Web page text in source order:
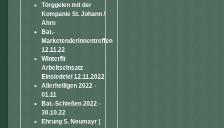
Törggelen mit der
Kompanie St. Johann /
Ahrn
Bat.-
Marketenderinnentreffen
12.11.22
Winterfit
Arbeitseinsatz
Einsiedelei 12.11.2022
Allerheiligen 2022 -
01.11
Bat.-Schießen 2022 -
30.10.22
Ehrung S. Neumayr |